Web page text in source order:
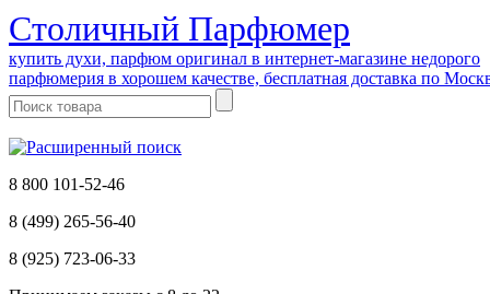
Cтоличный Парфюмер
купить духи, парфюм оригинал в интернет-магазине недорого
парфюмерия в хорошем качестве, бесплатная доставка по
8 800 101-52-46
8 (499) 265-56-40
8 (925) 723-06-33